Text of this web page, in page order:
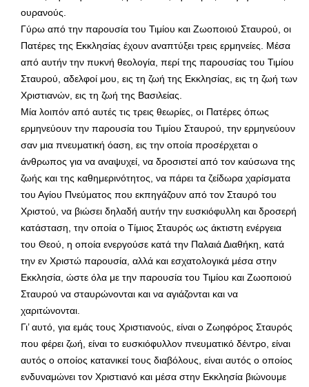
ουρανούς.
Γύρω από την παρουσία του Τιμίου και Ζωοποιού Σταυρού, οι
Πατέρες της Εκκλησίας έχουν αναπτύξει τρεις ερμηνείες. Μέσα
από αυτήν την πυκνή θεολογία, περί της παρουσίας του Τιμίου
Σταυρού, αδελφοί μου, εις τη ζωή της Εκκλησίας, εις τη ζωή των
Χριστιανών, εις τη ζωή της Βασιλείας.
Μία λοιπόν από αυτές τις τρεις θεωρίες, οι Πατέρες όπως
ερμηνεύουν την παρουσία του Τιμίου Σταυρού, την ερμηνεύουν
σαν μια πνευματική όαση, εις την οποία προσέρχεται ο
άνθρωπος για να αναψυχεί, να δροσιστεί από τον καύσωνα της
ζωής και της καθημερινότητος, να πάρει τα ζείδωρα χαρίσματα
του Αγίου Πνεύματος που εκπηγάζουν από τον Σταυρό του
Χριστού, να βιώσει δηλαδή αυτήν την ευσκιόφυλλη και δροσερή
κατάσταση, την οποία ο Τίμιος Σταυρός ως άκτιστη ενέργεια
του Θεού, η οποία ενεργούσε κατά την Παλαιά Διαθήκη, κατά
την εν Χριστώ παρουσία, αλλά και εσχατολογικά μέσα στην
Εκκλησία, ώστε όλα με την παρουσία του Τιμίου και Ζωοποιού
Σταυρού να σταυρώνονται και να αγιάζονται και να
χαριτώνονται.
Γι’ αυτό, για εμάς τους Χριστιανούς, είναι ο Ζωηφόρος Σταυρός
που φέρει ζωή, είναι το ευσκιόφυλλον πνευματικό δέντρο, είναι
αυτός ο οποίος κατανικεί τους διαβόλους, είναι αυτός ο οποίος
ενδυναμώνει τον Χριστιανό και μέσα στην Εκκλησία βιώνουμε